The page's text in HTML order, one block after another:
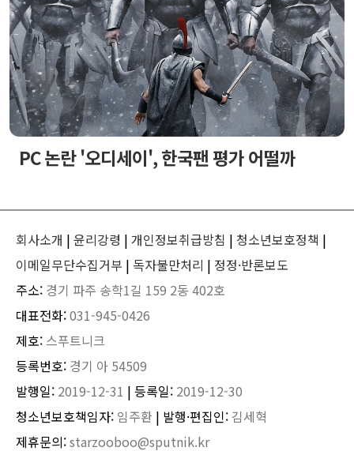
PC 논란 '오디세이', 한국팬 평가 어떨까
회사소개 | 윤리강령 | 개인정보취급방침 | 청소년보호정책 |
이메일무단수집거부 | 독자불만처리 | 정정·반론보도
주소: 경기 파주 송학1길 159 2동 402호
대표전화:031-945-0426
제호: 스푸트니크
등록번호: 경기 아 54509
발행일: 2019-12-31 | 등록일: 2019-12-30
청소년보호책임자: 임주환 | 발행·편집인: 김세혁
제휴문의:starzooboo@sputnik.kr